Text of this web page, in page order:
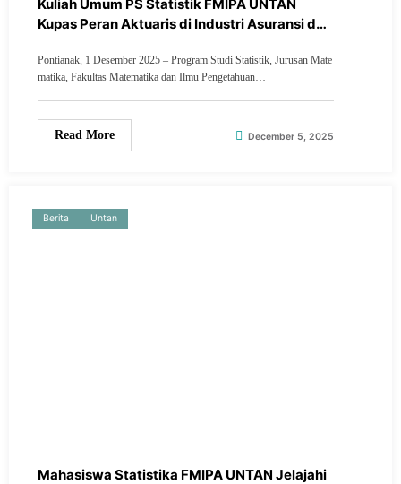
Kuliah Umum PS Statistik FMIPA UNTAN
Kupas Peran Aktuaris di Industri Asuransi dan
Pontianak, 1 Desember 2025 – Program Studi Statistik, Jurusan Mate
matika, Fakultas Matematika dan Ilmu Pengetahuan…
Read More December 5, 2025
Berita Untan
Mahasiswa Statistika FMIPA UNTAN Jelajahi